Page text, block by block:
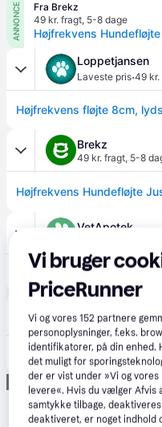
ANNONCE
Fra Brekz
49 kr. fragt, 5-8 dage
Loppetjansen
Laveste pris·49
Højfrekvens fløjte 8cm,
Brekz
49 kr. fragt, 5-8
VetApotek
Supersonisk fløjte Trixie 8
65 kr. fragt,1-2
Supersonisk hundefløjte 8
Annonce
Vi bruger
PriceRunner
Vi og vores152 partnere
personoplysninger, f.eks.
identifikatorer, på din enhed.
det muligt for
der er vist under »Vi og
levere«. Hvis du vælger
samtykke tilbage,
deaktiveret, er noget indhold